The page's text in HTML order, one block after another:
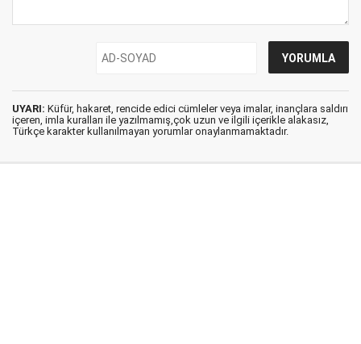
UYARI: Küfür, hakaret, rencide edici cümleler veya imalar, inançlara saldırı
içeren, imla kuralları ile yazılmamış,çok uzun ve ilgili içerikle alakasız,
Türkçe karakter kullanılmayan yorumlar onaylanmamaktadır.